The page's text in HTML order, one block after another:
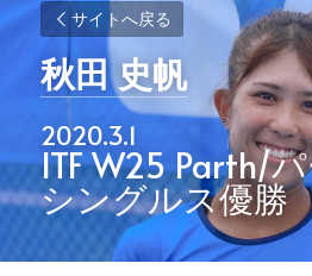
サイトへ戻る
秋田 史帆
2020.3.1
ITF W25 Parth/
シングルス優勝